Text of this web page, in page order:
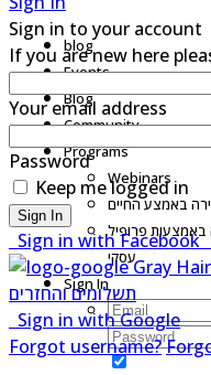
blog
Events
Blog
Community
Programs
Webinars
באמצע החיים
פרופיל
עסקי
Sign In
Sign in to your account
If you are new here
Your email address
Password
Keep me logged in
Sign In
Sign in with Facebook
Sign in with Google
Forgot username?